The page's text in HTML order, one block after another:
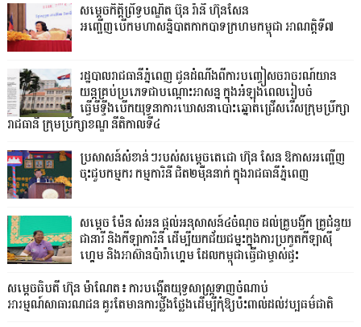
សម្ដេចកិត្ដិព្រឹទ្ធបណ្ឌិត ប៊ុន រ៉ានី ហ៊ុនសែន
អញ្ជើញបើកមហាសន្និបាតកាកបាទក្រហមកម្ពុជា អាណត្ដិទី៧
រដ្ឋបាលរាជធានីភ្នំពេញ ជូនដំណឹងពីការបញ្ចៀសចរាចរណ៍យាន
យន្តគ្រប់ប្រភេទជាបណ្តោះអាសន្ន ក្នុងអំឡុងពេលរៀបចំ
ធ្វើមីទ្ទីងបើកយុទ្ធនាការឃោសនាបោះឆ្នោតជ្រើសរើសក្រុមប្រឹក្សា
រាជធានី ក្រុមប្រឹក្សាខណ្ឌ នីតិកាលទី៤
ប្រសាសន៍សំខាន់ៗរបស់សម្តេចតេជោ ហ៊ុន សែន ឱកាសអញ្ជើញ
ចុះជួបកម្មករ កម្មការិនី ជិត២ម៉ឺននាក់ ក្នុងរាជធានីភ្នំពេញ
សម្តេច ម៉ែន សំអន ផ្តល់អនុសាសន៍៤ចំណុច ដល់គ្រូបង្វឹក គ្រូជំនួយ
ជានារី និងកីឡាការិនី ដើម្បីយកជ័យជម្នះក្នុងការប្រកួតកីឡាស៊ី
ហ្គេម និងអាស៊ានប៉ារ៉ាហ្គេម ដែលកម្ពុជាធ្វើជាម្ចាស់ផ្ទះ
សម្តេចធិបតី ហ៊ុន ម៉ាណែត៖ ការបង្កើតយុទ្ធសាស្ត្រទាញចំណាប់
អារម្មណ៍សាធារណជន គួរតែមានការថ្លឹងថ្លែងដើម្បីកុំឱ្យប៉ះពាល់ដល់វប្បធម៌ជាតិ